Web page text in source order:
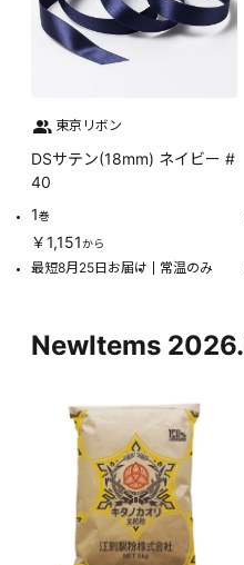
東京リボン
DSサテン(18mm) ネイビー #
40
1巻
￥1,151から
最短8月25日お届け 常温のみ
NewItems